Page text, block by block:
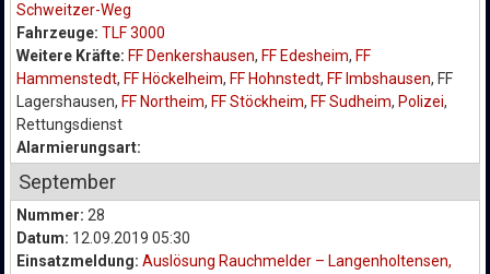
Schweitzer-Weg
Fahrzeuge: TLF 3000
Weitere Kräfte: FF Denkershausen, FF Edesheim, FF
Hammenstedt, FF Höckelheim, FF Hohnstedt, FF Imbshausen, FF
Lagershausen, FF Northeim, FF Stöckheim, FF Sudheim, Polizei,
Rettungsdienst
Alarmierungsart:
September
Nummer: 28
Datum: 12.09.2019 05:30
Einsatzmeldung: Auslösung Rauchmelder – Langenholtensen,